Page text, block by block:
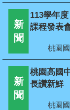
Q&A
新
聞
113學年
課程發表
桃園
新
聞
桃園高國
長讚新鮮
桃園